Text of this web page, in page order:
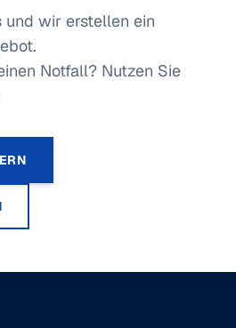
und wir erstellen ein
Notfall? Nutzen Sie